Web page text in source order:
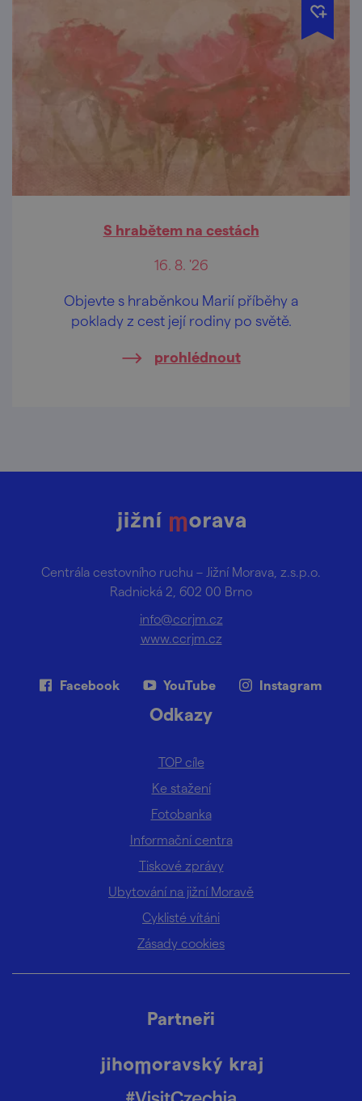
S hrabětem na cestách
16. 8. '26
Objevte s hraběnkou Marií příběhy a
poklady z cest její rodiny po světě.
prohlédnout
Centrála cestovního ruchu – Jižní Morava, z.s.p.o.
Radnická 2, 602 00 Brno
info@ccrjm.cz
www.ccrjm.cz
Facebook YouTube Instagram
Odkazy
TOP cíle
Ke stažení
Fotobanka
Informační centra
Tiskové zprávy
Ubytování na jižní Moravě
Cyklisté vítáni
Zásady cookies
Partneři